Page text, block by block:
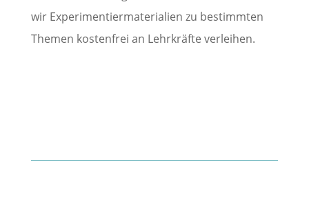
wir Experimentiermaterialien zu bestimmten
Themen kostenfrei an Lehrkräfte verleihen.